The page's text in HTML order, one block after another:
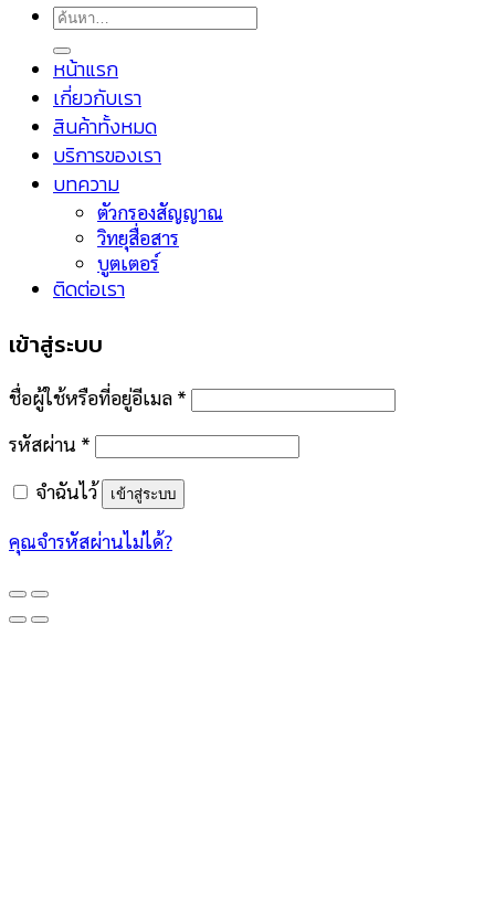
ค้นหา:
หน้าแรก
เกี่ยวกับเรา
สินค้าทั้งหมด
บริการของเรา
บทความ
ตัวกรองสัญญาณ
วิทยุสื่อสาร
บูตเตอร์
ติดต่อเรา
เข้าสู่ระบบ
ชื่อผู้ใช้หรือที่อยู่อีเมล *
รหัสผ่าน *
จำฉันไว้
เข้าสู่ระบบ
คุณจำรหัสผ่านไม่ได้?